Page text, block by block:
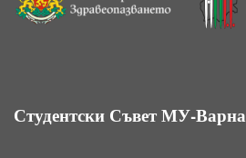
Студентски Съвет МУ-Варна